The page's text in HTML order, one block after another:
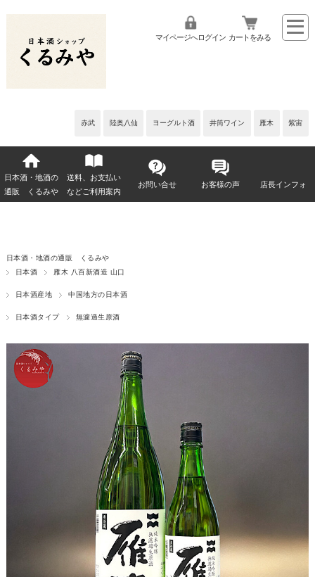
赤武 陸奥八仙 ヨーグルト酒 井筒ワイン 雁木 紫宙
マイページへログイン カートをみる
日本酒・地酒の
通販 くるみや
送料、お支払い
などご利用案内
お問い合せ お客様の声 店長インフォ
日本酒・地酒の通販 くるみや
日本酒
雁木 八百新酒造 山口
日本酒産地 中国地方の日本酒
日本酒タイプ 無濾過生原酒